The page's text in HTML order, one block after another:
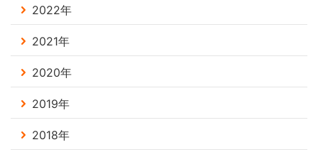
2022年
2021年
2020年
2019年
2018年